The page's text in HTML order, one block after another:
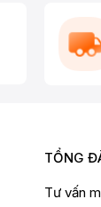
TỔNG
Tư vấn